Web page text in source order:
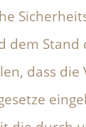
dem Stand
dass